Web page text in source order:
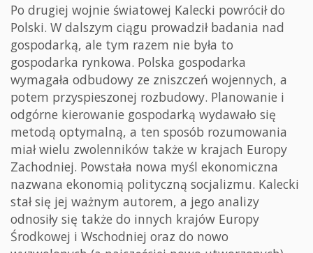
Po drugiej wojnie światowej Kalecki powrócił do
Polski. W dalszym ciągu prowadził badania nad
gospodarką, ale tym razem nie była to
gospodarka rynkowa. Polska gospodarka
wymagała odbudowy ze zniszczeń wojennych, a
potem przyspieszonej rozbudowy. Planowanie i
odgórne kierowanie gospodarką wydawało się
metodą optymalną, a ten sposób rozumowania
miał wielu zwolenników także w krajach Europy
Zachodniej. Powstała nowa myśl ekonomiczna
nazwana ekonomią polityczną socjalizmu. Kalecki
stał się jej ważnym autorem, a jego analizy
odnosiły się także do innych krajów Europy
Środkowej i Wschodniej oraz do nowo